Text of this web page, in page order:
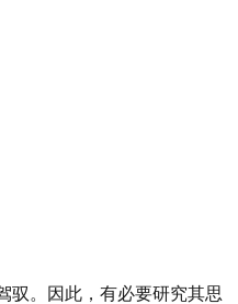
驭。因此，有必要研究其思